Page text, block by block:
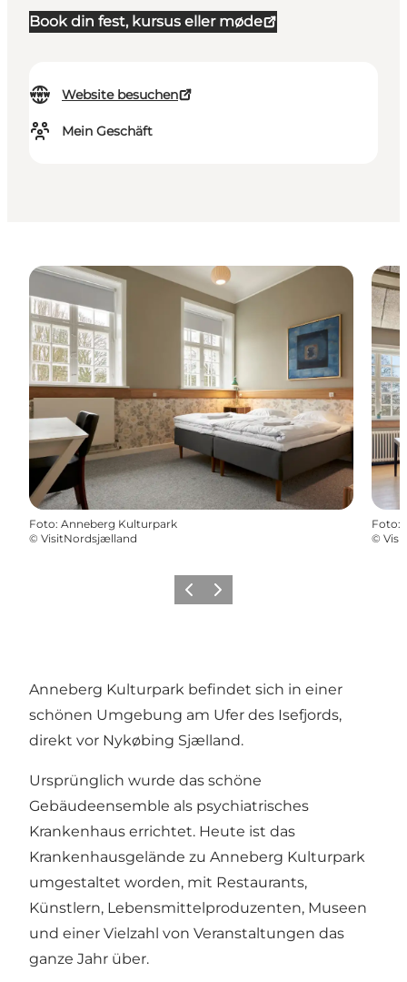
Book din fest, kursus eller møde
Website besuchen
Mein Geschäft
Foto: Anneberg Kulturpark
© VisitNordsjælland
Foto:
©
ZurückWeiter
Anneberg Kulturpark befindet sich in einer
schönen Umgebung am Ufer des Isefjords,
direkt vor Nykøbing Sjælland.
Ursprünglich wurde das schöne
Gebäudeensemble als psychiatrisches
Krankenhaus errichtet. Heute ist das
Krankenhausgelände zu Anneberg Kulturpark
umgestaltet worden, mit Restaurants,
Künstlern, Lebensmittelproduzenten, Museen
und einer Vielzahl von Veranstaltungen das
ganze Jahr über.